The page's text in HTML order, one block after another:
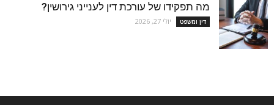
מה תפקידו של עורכת דין לענייני גירושין?
דין ומשפט יולי 27, 2026